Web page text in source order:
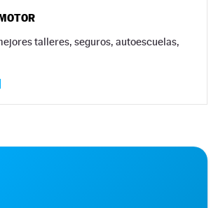
talleres, seguros, autoescuelas,